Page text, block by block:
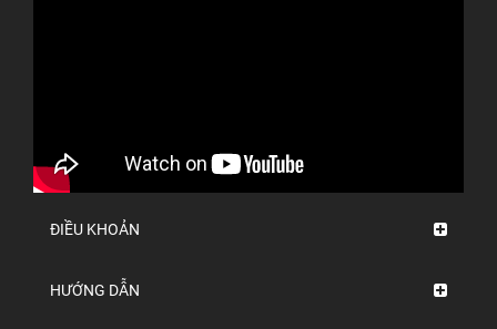
ĐIỀU KHOẢN
HƯỚNG DẪN